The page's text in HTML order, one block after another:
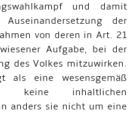
und damit
der
von deren in Art. 21
Aufgabe, bei der
des Volkes mitzuwirken.
als eine wesensgemäß
keine inhaltlichen
anders sie nicht um eine